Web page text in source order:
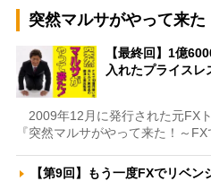
突然マルサがやって来た
【最終回】1億
入れたプライス
2009年12月に発行された元FX
『突然マルサがやって来た！～
【第9回】もう一度FXでリベ